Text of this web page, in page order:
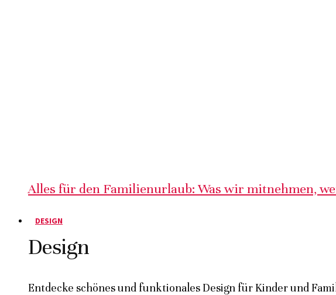
Alles für den Familienurlaub: Was wir mitnehmen,
DESIGN
Design
Entdecke schönes und funktionales Design für Kinder und